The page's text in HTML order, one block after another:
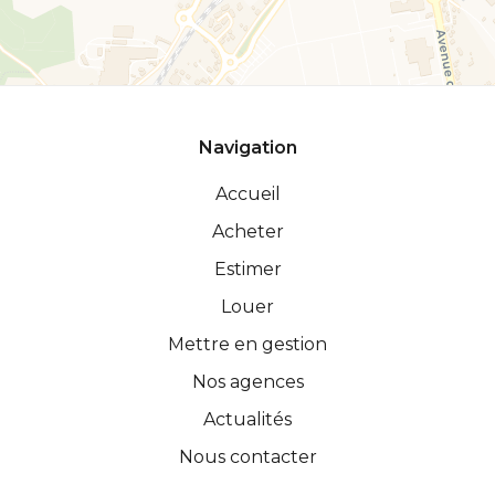
Navigation
Accueil
Acheter
Estimer
Louer
Mettre en gestion
Nos agences
Actualités
Nous contacter